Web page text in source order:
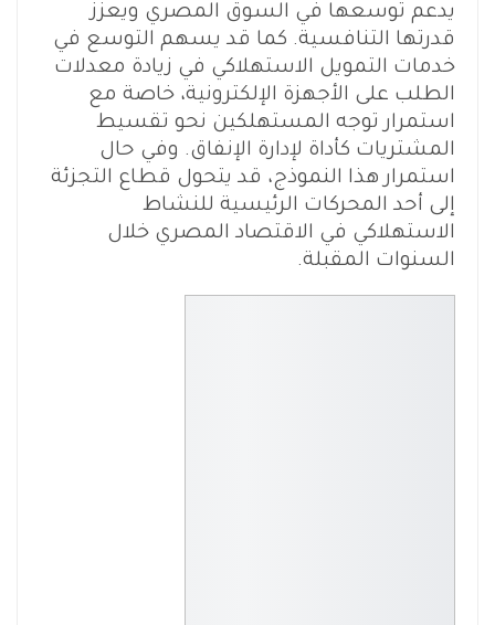
يدعم توسعها في السوق المصري ويعزز
قدرتها التنافسية. كما قد يسهم التوسع في
خدمات التمويل الاستهلاكي في زيادة معدلات
الطلب على الأجهزة الإلكترونية، خاصة مع
استمرار توجه المستهلكين نحو تقسيط
المشتريات كأداة لإدارة الإنفاق. وفي حال
استمرار هذا النموذج، قد يتحول قطاع التجزئة
إلى أحد المحركات الرئيسية للنشاط
الاستهلاكي في الاقتصاد المصري خلال
السنوات المقبلة.